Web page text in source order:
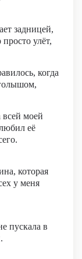
задницей,
просто улёт,
когда
моей
её
которая
у меня
пускала в